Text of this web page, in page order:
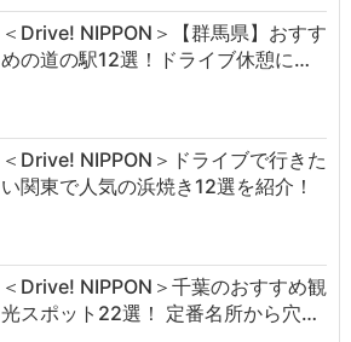
＜Drive! NIPPON＞【群馬県】おすす
めの道の駅12選！ドライブ休憩に…
＜Drive! NIPPON＞ドライブで行きた
い関東で人気の浜焼き12選を紹介！
＜Drive! NIPPON＞千葉のおすすめ観
光スポット22選！ 定番名所から穴…